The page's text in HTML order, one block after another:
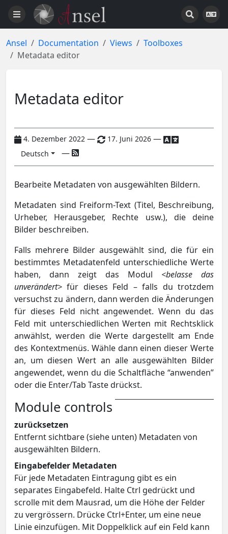
Ansel Documentation Views
Toolboxes
Metadata editor
Metadata editor
4. Dezember 2022 — 17. Juni 2026 —
Deutsch —
Bearbeite Metadaten von ausgewählten Bildern.
Metadaten sind Freiform-Text (Titel, Beschreibung,
Urheber, Herausgeber, Rechte usw.), die deine
Bilder beschreiben.
Falls mehrere Bilder ausgewählt sind, die für ein
bestimmtes Metadatenfeld unterschiedliche Werte
haben, dann zeigt das Modul <belasse das
unverändert> für dieses Feld – falls du trotzdem
versuchst zu ändern, dann werden die Änderungen
für dieses Feld nicht angewendet. Wenn du das
Feld mit unterschiedlichen Werten mit Rechtsklick
anwählst, werden die Werte dargestellt am Ende
des Kontextmenüs. Wähle dann einen dieser Werte
an, um diesen Wert an alle ausgewählten Bilder
angewendet, wenn du die Schaltfläche “anwenden”
oder die Enter/Tab Taste drückst.
Module controls
zurücksetzen
Entfernt sichtbare (siehe unten) Metadaten von
ausgewählten Bildern.
Eingabefelder Metadaten
Für jede Metadaten Eintragung gibt es ein
separates Eingabefeld. Halte Ctrl gedrückt und
scrolle mit dem Mausrad, um die Höhe der Felder
zu vergrössern. Drücke Ctrl+Enter, um eine neue
Linie einzufügen. Mit Doppelklick auf ein Feld kann